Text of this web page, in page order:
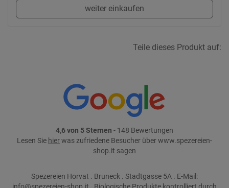
weiter einkaufen
Teile dieses Produkt auf:
4,6 von 5 Sternen - 148 Bewertungen
Lesen Sie hierwas zufriedene Besucher über www.spezereien-
shop.it sagen
Spezereien Horvat . Bruneck . Stadtgasse 5A . E-Mail: